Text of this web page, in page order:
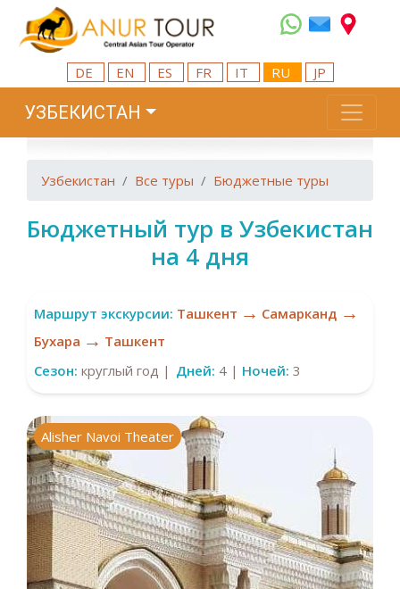
DE EN ES FR IT RU JP
УЗБЕКИСТАН
Узбекистан Все туры Бюджетные туры
Бюджетный тур в Узбекистан
на 4 дня
Маршрут экскурсии: Ташкент → Самарканд →
Бухара → Ташкент
Сезон: круглый год | Дней: 4 | Ночей: 3
Alisher Navoi Theater